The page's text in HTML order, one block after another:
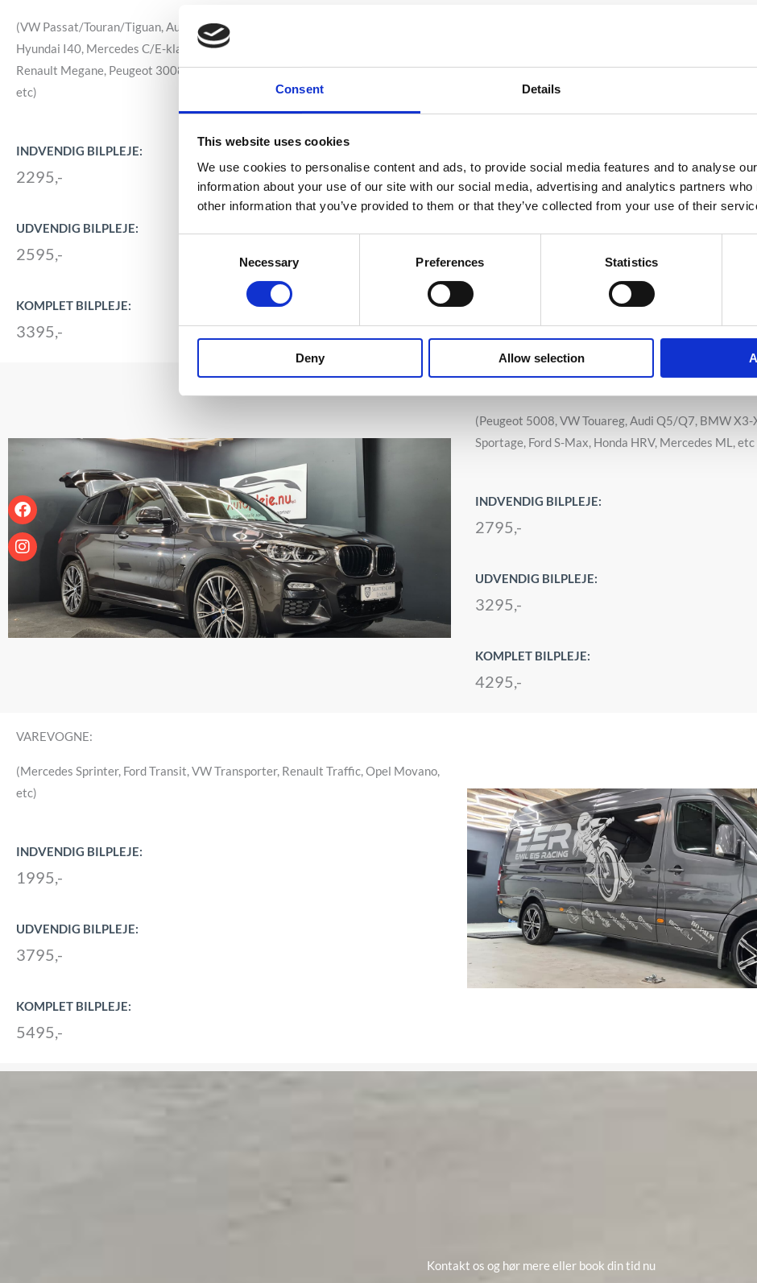
Consent Details
This website uses cookies
We use cookies to personalise content and ads, to provide social media features and to analyse
information about your use of our site with our social media, advertising and analytics partners
other information that you’ve provided to them or that they’ve collected from your use of their
Necessary Preferences Statistics
Deny Allow selection
(VW Passat/Touran/Tiguan, Audi A4/A5/A6, BMW, 3-4-5 serie/X1, Ford Mondeo,
Hyundai I40, Mercedes C/E-klasse, Tesla, Opel Insignia/Zafira, Nissan Qashqai,
Renault Megane, Peugeot 3008, Renault Scenic/Captur, Skoda Octavia/Superb,
etc)
INDVENDIG BILPLEJE:
2295,-
UDVENDIG BILPLEJE:
2595,-
KOMPLET BILPLEJE:
3395,-
(Peugeot 5008, VW Touareg, Audi Q5/Q7, BMW X3-
Sportage, Ford S-Max, Honda HRV, Mercedes ML, etc
INDVENDIG BILPLEJE:
2795,-
UDVENDIG BILPLEJE:
3295,-
KOMPLET BILPLEJE:
4295,-
VAREVOGNE:
(Mercedes Sprinter, Ford Transit, VW Transporter, Renault Traffic, Opel Movano,
etc)
INDVENDIG BILPLEJE:
1995,-
UDVENDIG BILPLEJE:
3795,-
KOMPLET BILPLEJE:
5495,-
Kontakt os og hør mere eller book din tid nu
Facebook
Instagram